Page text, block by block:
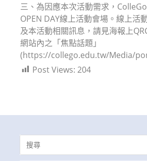
三、為因應本次活動需求，
OPEN DAY線上活動會場。線上活
及本活動相關訊息，請見海報上
網站內之「焦點話題」
(https://collego.edu.tw/Media/
Post Views: 204
Search
for: